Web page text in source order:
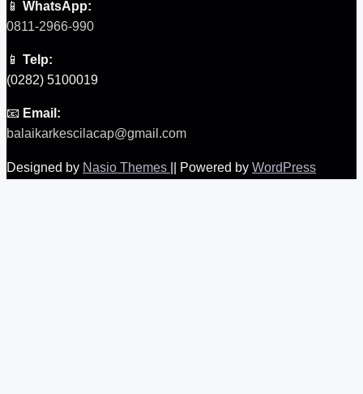
📱 WhatsApp:
0811-2966-990
📱 Telp:
(0282) 5100019
📧 Email:
balaikarkescilacap@gmail.com
Designed by Nasio Themes Powered by WordPress